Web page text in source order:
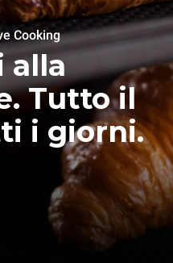
Cooking
alla
Tutto il
i giorni.